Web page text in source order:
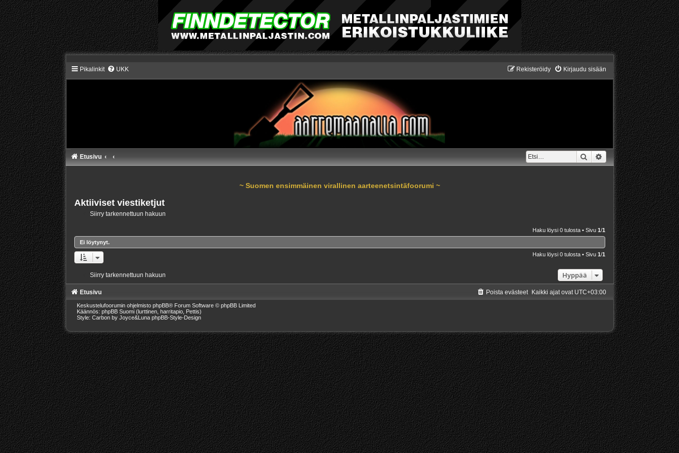
Pikalinkit UKK Kirjaudu sisään
Rekisteröidy
Etsi Tarkennettu haku
Etusivu
~ Suomen ensimmäinen virallinen aarteenetsintäfoorumi ~
Aktiiviset viestiketjut
Siirry tarkennettuun hakuun
Haku löysi 0 tulosta • Sivu 1/1
Ei löytynyt.
Haku löysi 0 tulosta • Sivu 1/1
Siirry tarkennettuun hakuun Hyppää
Etusivu Kaikki ajat ovat UTC+03:00
Poista evästeet
Keskustelufoorumin ohjelmisto phpBB® Forum Software © phpBB Limited
Käännös: phpBB Suomi (lurttinen, harritapio, Pettis)
Style: Carbon by Joyce&Luna phpBB-Style-Design